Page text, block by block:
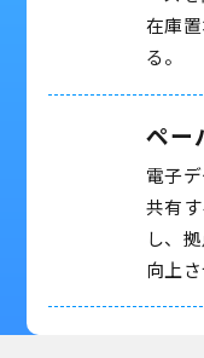
在庫
る。
ペー
電子
共有
し、
向上さ